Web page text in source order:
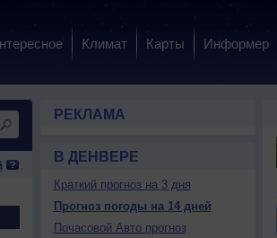
Климат Карты Информер
РЕКЛАМА
В ДЕНВЕРЕ
Краткий прогноз на 3 дня
Прогноз погоды на 14 дней
Почасовой Авто прогноз